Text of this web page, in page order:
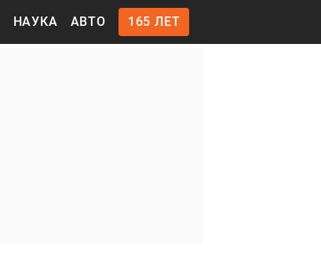
НАУКА АВТО 165 ЛЕТ